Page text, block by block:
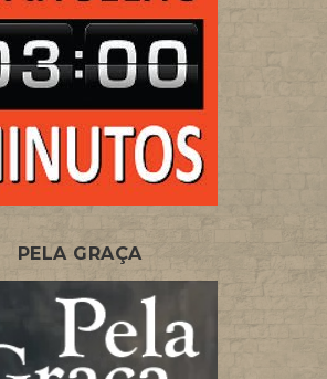
PELA GRAÇA